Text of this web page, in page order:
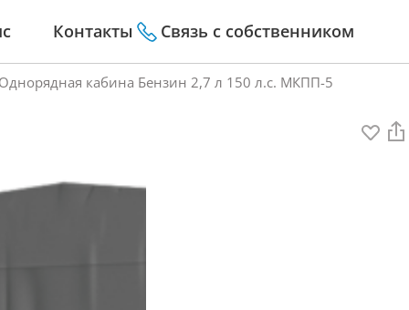
Контакты Связь с собственником
кабина Бензин 2,7 л 150 л.с. МКПП-5